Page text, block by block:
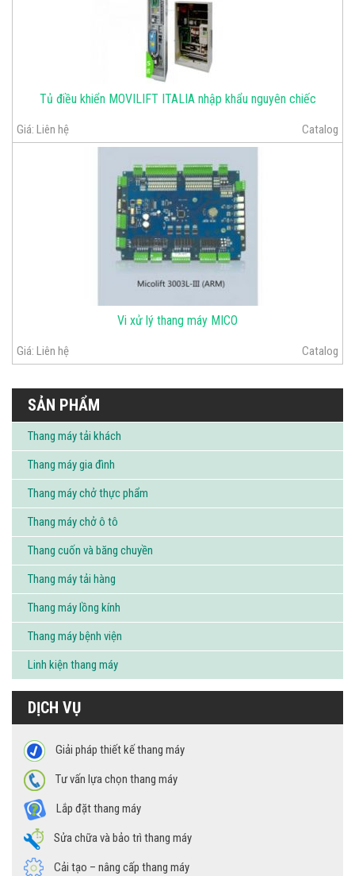
Tủ điều khiển MOVILIFT ITALIA nhập khẩu nguyên chiếc
Giá: Liên hệ Catalog
Vi xử lý thang máy MICO
Giá: Liên hệ Catalog
SẢN PHẨM
Thang máy tải khách
Thang máy gia đình
Thang máy chở thực phẩm
Thang máy chở ô tô
Thang cuốn và băng chuyền
Thang máy tải hàng
Thang máy lồng kính
Thang máy bệnh viện
Linh kiện thang máy
DỊCH VỤ
Giải pháp thiết kế thang máy
Tư vấn lựa chọn thang máy
Lắp đặt thang máy
Sửa chữa và bảo trì thang máy
Cải tạo – nâng cấp thang máy